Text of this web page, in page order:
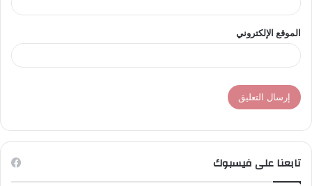
الموقع الإلكتروني
تابعنا على فيسبوك